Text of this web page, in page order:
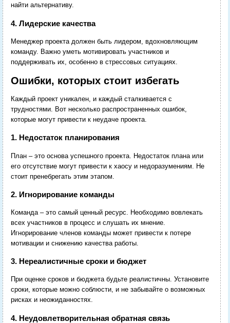
найти альтернативу.
4. Лидерские качества
Менеджер проекта должен быть лидером, вдохновляющим
команду. Важно уметь мотивировать участников и
поддерживать их, особенно в стрессовых ситуациях.
Ошибки, которых стоит избегать
Каждый проект уникален, и каждый сталкивается с
трудностями. Вот несколько распространенных ошибок,
которые могут привести к неудаче проекта.
1. Недостаток планирования
План – это основа успешного проекта. Недостаток плана или
его отсутствие могут привести к хаосу и недоразумениям. Не
стоит пренебрегать этим этапом.
2. Игнорирование команды
Команда – это самый ценный ресурс. Необходимо вовлекать
всех участников в процесс и слушать их мнение.
Игнорирование членов команды может привести к потере
мотивации и снижению качества работы.
3. Нереалистичные сроки и бюджет
При оценке сроков и бюджета будьте реалистичны. Установите
сроки, которые можно соблюсти, и не забывайте о возможных
рисках и неожиданностях.
4. Неудовлетворительная обратная связь